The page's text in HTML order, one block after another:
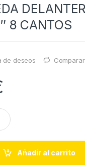
8 CANTOS
de deseos Comparar
Añadir al carrito